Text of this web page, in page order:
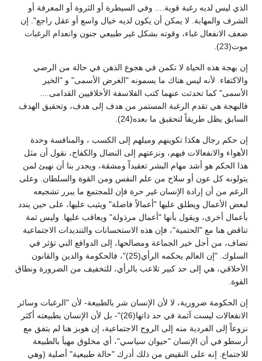
الذي ليس لديه رغبة قوية.... وفي السيطرة أو الثروة أو المعرفة أو
الشرف والمهابة. لا يمكن أن يكون لديه خيال واسع أو عقل راجع". إن
ضعف الانفعال غباء، وقوته بشكل غير طبيعي جنون وانعدام الرغبات
موت(23).
إن بهجة هذه الحياة لا تكمن في هجوع الذهن في حالة من الرضي
والاكتفاء. لأنه ليس هناك ما يسمونه "الغرض الأسمى" و "الخير
الأسمى" كما تحدثت عنهما كتب الفلاسفة الأخلاقيين القدامى....
فالبهجة هي تقدم الرغبة المستمر من هدف إلى هدف، وتحقيق الهدف
السابق يظل طريقاً لتحقيق ما بعده(24).
إن حكم رجال هكذا تكوينهم وميلهم إلى الكسب ، والمنافسة وحدة
الأهواء والانفعالات فيهم، ونزعتهم إلى النضال والكفاح، نقول أن مثل
هذا الحكم هو أشد مهام البشر تعقيداً ومشقة، ويجدر بنا أن نهيئ لمن
يتولونه كل عون أو سلاح من علم النفس ومن القوة والسلطان. وعلى
الرغم من أن إرادة الإنسان غير حرة فإن للمجتمع ما يبرر تشجيعه
لبعض الأعمال ويطلق عليها "أعمالاً فاضلة" ويثيب عليها، على حين يندد
بأعمال أخرى، ويقول بأنها "أعمال مرذولة" ويعاقب عليها. وليس ثمة
تناقض هنا مع "الحتمية"، فإن هذه الاستحسانات والتنديدات الاجتماعية
تضاف، من أجل خير الجماعة ومصالحها، إلى الدوافع الني تؤثر في
السلوك. "إن العالم يحكمه الرأي(25)"، فالحكومة والدين والقانون
الأخلاقي، هي إلى حد كبير تلاعب بالرأي، للتخفيف من الضرورة ونطاق
القوة.
إن الحكومة ضرورية، لا لأن الإنسان شر بالطبيعة- لأن "الرغبات وسائر
الانفعالات ليست آثمة في حد ذاتها(26)"- بل لأن الإنسان بطبيعته أكثر
نزوعاً إلى الفردية منه إلى الروح الاجتماعية، إن هوبز هنا لم يتفق مع
أرسطو في أن الإنسان "حيوان سياسي"، أي مخلوق مهيأ بالطبيعة
للاجتماع. إنه على النقيض من ذلك أدرك "حالة طبيعية" أصلية (وهي